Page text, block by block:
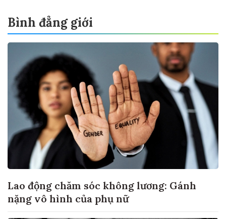
Bình đẳng giới
Lao động chăm sóc không lương: Gánh
nặng vô hình của phụ nữ